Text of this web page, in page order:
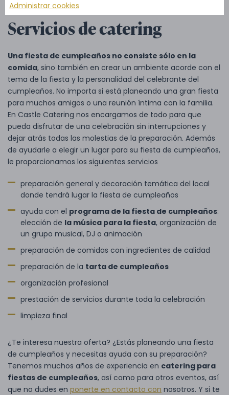
Servicios de catering
Una fiesta de cumpleaños no consiste sólo en la
comida, sino también en crear un ambiente acorde con el
tema de la fiesta y la personalidad del celebrante del
cumpleaños. No importa si está planeando una gran fiesta
para muchos amigos o una reunión íntima con la familia.
En Castle Catering nos encargamos de todo para que
pueda disfrutar de una celebración sin interrupciones y
dejar atrás todas las molestias de la preparación. Además
de ayudarle a elegir un lugar para su fiesta de cumpleaños,
le proporcionamos los siguientes servicios
preparación general y decoración temática del local
donde tendrá lugar la fiesta de cumpleaños
ayuda con el programa de la fiesta de cumpleaños:
elección de la música para la fiesta, organización de
un grupo musical, DJ o animación
preparación de comidas con ingredientes de calidad
preparación de la tarta de cumpleaños
organización profesional
prestación de servicios durante toda la celebración
limpieza final
¿Te interesa nuestra oferta? ¿Estás planeando una fiesta
de cumpleaños y necesitas ayuda con su preparación?
Tenemos muchos años de experiencia en catering para
fiestas de cumpleaños, así como para otros eventos, así
que no dudes en ponerte en contacto con nosotros. Y si te
Administrar cookies